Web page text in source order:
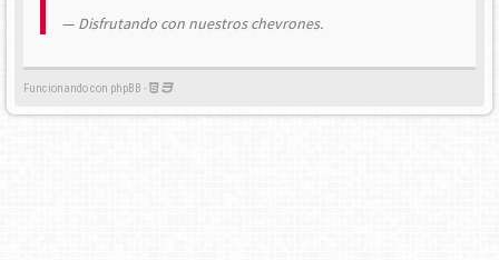
Disfrutando con nuestros chevrones.
Funcionando con phpBB -